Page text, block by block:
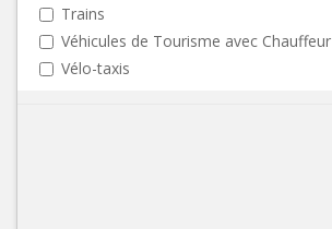
Trains
Véhicules de Tourisme avec Chauffeur
Vélo-taxis